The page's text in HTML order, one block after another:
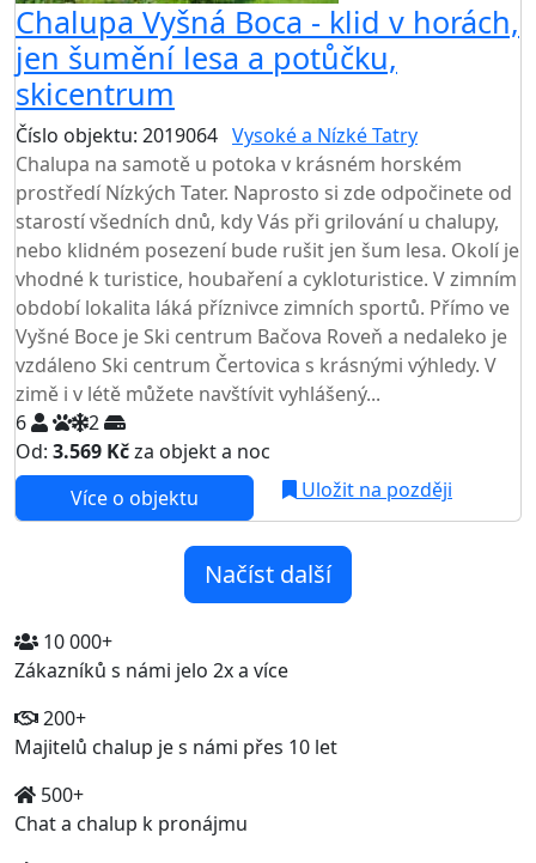
Chalupa Vyšná Boca - klid v horách,
jen šumění lesa a potůčku,
skicentrum
Číslo objektu: 2019064 Vysoké a Nízké Tatry
Chalupa na samotě u potoka v krásném horském
prostředí Nízkých Tater. Naprosto si zde odpočinete od
starostí všedních dnů, kdy Vás při grilování u chalupy,
nebo klidném posezení bude rušit jen šum lesa. Okolí je
vhodné k turistice, houbaření a cykloturistice. V zimním
období lokalita láká příznivce zimních sportů. Přímo ve
Vyšné Boce je Ski centrum Bačova Roveň a nedaleko je
vzdáleno Ski centrum Čertovica s krásnými výhledy. V
zimě i v létě můžete navštívit vyhlášený...
6
2
Od: 3.569 Kčza objekt a noc
Více o objektu
Uložit na později
Načíst další
10 000+
Zákazníků s námi jelo 2x a více
200+
Majitelů chalup je s námi přes 10 let
500+
Chat a chalup k pronájmu